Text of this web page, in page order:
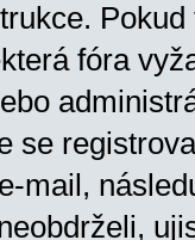
fóra
se
mail,